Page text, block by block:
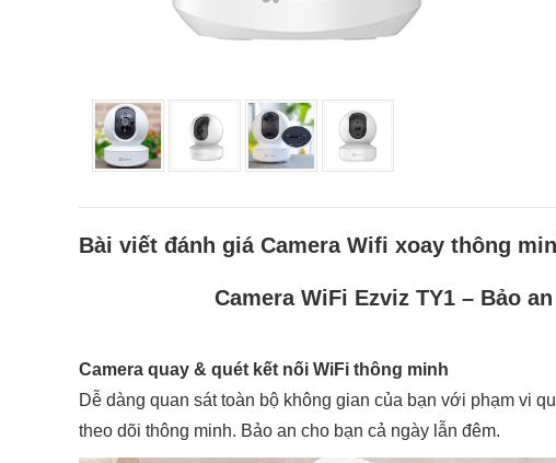
Bài viết đánh giá Camera Wifi xoay thông
Camera WiFi Ezviz TY1 – Bảo
Camera quay & quét kết nối WiFi thông minh
Dễ dàng quan sát toàn bộ không gian của bạn với phạm vi
theo dõi thông minh. Bảo an cho bạn cả ngày lẫn đêm.